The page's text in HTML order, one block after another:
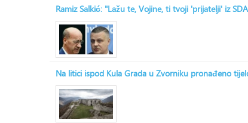
Ramiz Salkić: "Lažu te, Vojine, ti tvoji 'prijatelji' iz
Na litici ispod Kula Grada u Zvorniku pronađeno